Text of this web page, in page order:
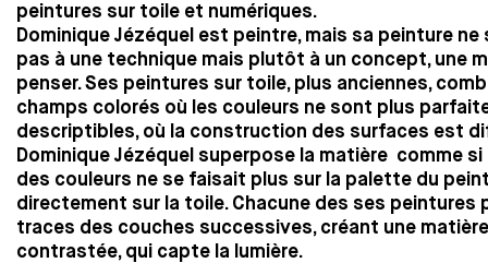
peintures sur toile et numériques.
Dominique Jézéquel est peintre, mais sa peinture ne
pas à une technique mais plutôt à un concept, une
penser. Ses peintures sur toile, plus anciennes,
champs colorés où les couleurs ne sont plus
descriptibles, où la construction des surfaces est
Dominique Jézéquel superpose la matière comme si
des couleurs ne se faisait plus sur la palette du
directement sur la toile. Chacune des ses peintures
traces des couches successives, créant une
contrastée, qui capte la lumière.